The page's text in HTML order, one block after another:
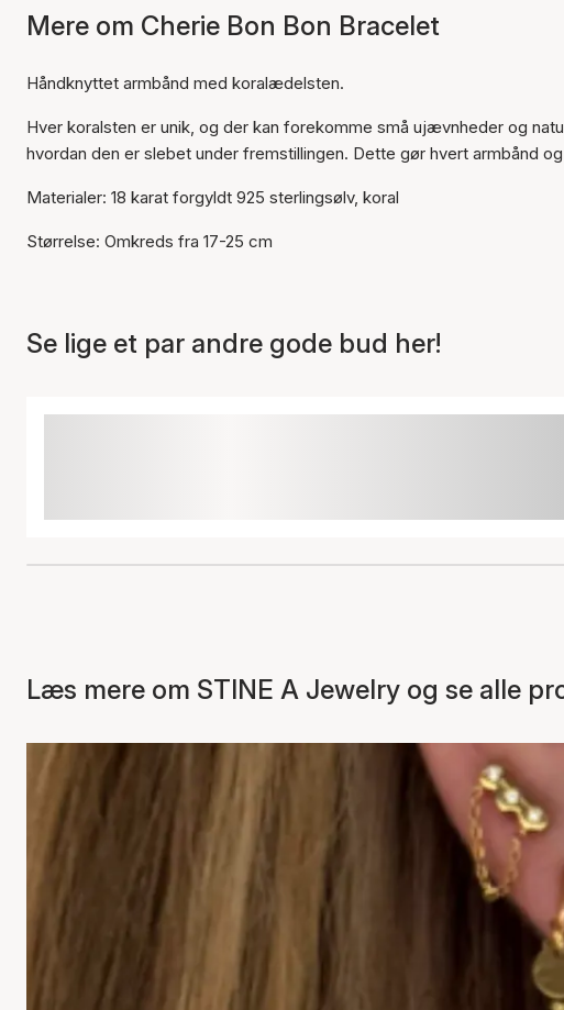
Mere om Cherie Bon Bon Bracelet
Håndknyttet armbånd med koralædelsten.
Hver koralsten er unik, og der kan forekomme små ujævnheder og
hvordan den er slebet under fremstillingen. Dette gør hvert armbånd
Materialer: 18 karat forgyldt 925 sterlingsølv, koral
Størrelse: Omkreds fra 17-25 cm
Se lige et par andre gode bud her!
Læs mere om STINE A Jewelry og se alle